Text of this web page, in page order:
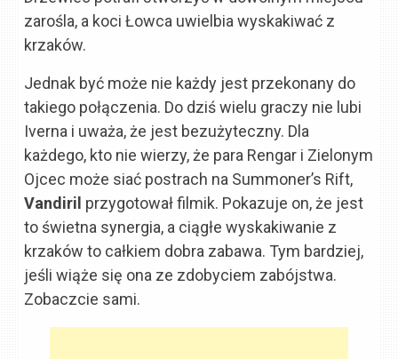
zarośla, a koci Łowca uwielbia wyskakiwać z
krzaków.
Jednak być może nie każdy jest przekonany do
takiego połączenia. Do dziś wielu graczy nie lubi
Iverna i uważa, że jest bezużyteczny. Dla
każdego, kto nie wierzy, że para Rengar i Zielonym
Ojcec może siać postrach na Summoner’s Rift,
Vandiril przygotował filmik. Pokazuje on, że jest
to świetna synergia, a ciągłe wyskakiwanie z
krzaków to całkiem dobra zabawa. Tym bardziej,
jeśli wiąże się ona ze zdobyciem zabójstwa.
Zobaczcie sami.